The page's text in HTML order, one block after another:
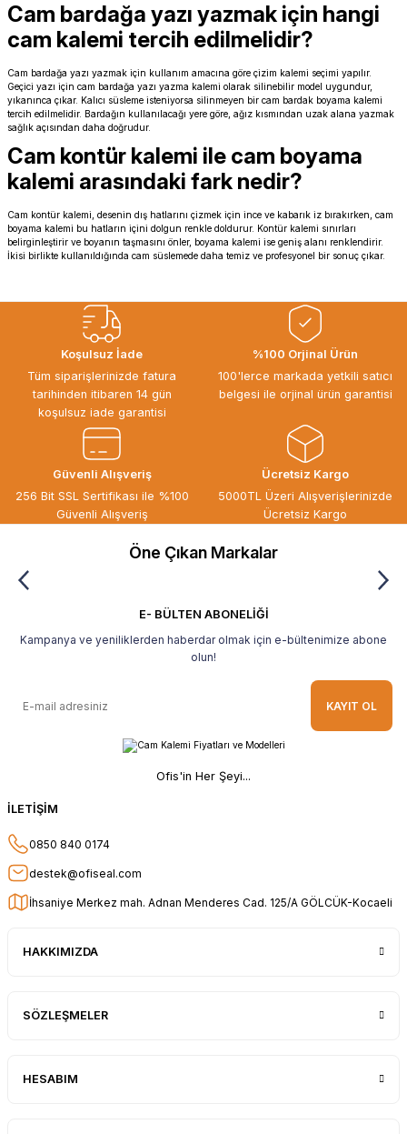
Cam bardağa yazı yazmak için hangi
cam kalemi tercih edilmelidir?
Cam bardağa yazı yazmak için kullanım amacına göre çizim kalemi seçimi yapılır.
Geçici yazı için cam bardağa yazı yazma kalemi olarak silinebilir model uygundur,
yıkanınca çıkar. Kalıcı süsleme isteniyorsa silinmeyen bir cam bardak boyama kalemi
tercih edilmelidir. Bardağın kullanılacağı yere göre, ağız kısmından uzak alana yazmak
sağlık açısından daha doğrudur.
Cam kontür kalemi ile cam boyama
kalemi arasındaki fark nedir?
Cam kontür kalemi, desenin dış hatlarını çizmek için ince ve kabarık iz bırakırken, cam
boyama kalemi bu hatların içini dolgun renkle doldurur. Kontür kalemi sınırları
belirginleştirir ve boyanın taşmasını önler, boyama kalemi ise geniş alanı renklendirir.
İkisi birlikte kullanıldığında cam süslemede daha temiz ve profesyonel bir sonuç çıkar.
Koşulsuz İade
Tüm siparişlerinizde fatura
tarihinden itibaren 14 gün
koşulsuz iade garantisi
%100 Orjinal Ürün
100'lerce markada yetkili satıcı
belgesi ile orjinal ürün garantisi
Güvenli Alışveriş
256 Bit SSL Sertifikası ile %100
Güvenli Alışveriş
Ücretsiz Kargo
5000TL Üzeri Alışverişlerinizde
Ücretsiz Kargo
Öne Çıkan Markalar
E- BÜLTEN ABONELİĞİ
Kampanya ve yeniliklerden haberdar olmak için e-bültenimize abone
olun!
KAYIT OL
Ofis'in Her Şeyi...
İLETİŞİM
0850 840 0174
destek@ofiseal.com
İhsaniye Merkez mah. Adnan Menderes Cad. 125/A GÖLCÜK-Kocaeli
HAKKIMIZDA
SÖZLEŞMELER
HESABIM